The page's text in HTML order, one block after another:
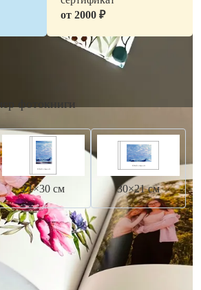
от 2000 ₽
фотокниги
21×30 см 30×21 см